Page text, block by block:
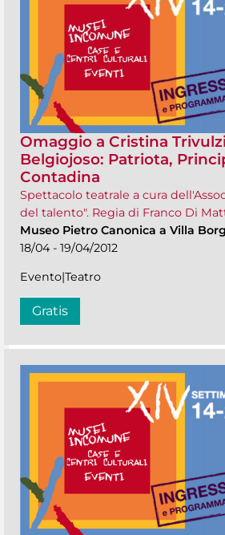
Omaggio a Cristina
Belgiojoso: Patriota,
Contadina
Spettacolo teatrale a cura
del talento". Regia di Franco Di
Museo Pietro Canonica a Villa
18/04 - 19/04/2012
Evento|Teatro
Gratis